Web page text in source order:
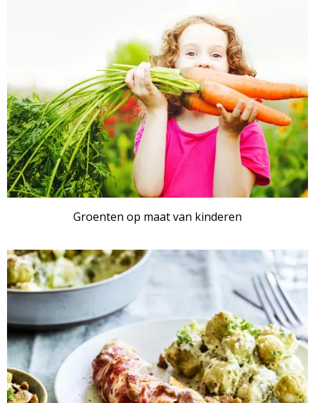
Groenten op maat van kinderen
ARTIKEL